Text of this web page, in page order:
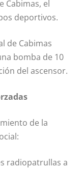
Cabimas, el
deportivos.
de Cabimas
bomba de 10
del ascensor.
de la
radiopatrullas a